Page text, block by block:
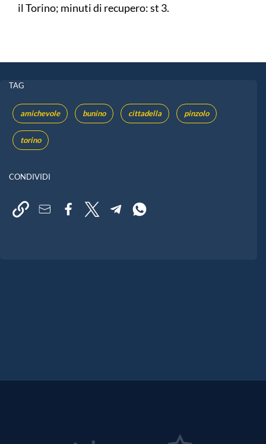
il Torino; minuti di recupero: st 3.
TAG
amichevole bunino cittadella pinzolo
torino
CONDIVIDI